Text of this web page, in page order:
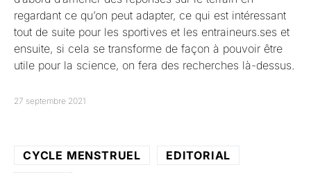
regardant ce qu’on peut adapter, ce qui est intéressant
tout de suite pour les sportives et les entraineurs.ses et
ensuite, si cela se transforme de façon à pouvoir être
utile pour la science, on fera des recherches là-dessus.
27 septembre 2021
CYCLE MENSTRUEL
EDITORIAL